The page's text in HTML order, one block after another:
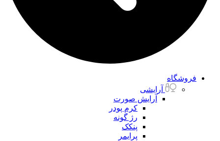
فروشگاه
آرایشی
آرایش صورت
کرم پودر
رژ گونه
پنکک
پرایمر